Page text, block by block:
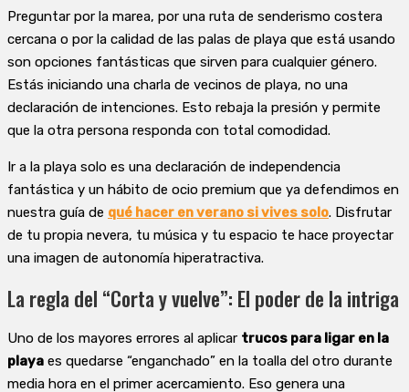
Preguntar por la marea, por una ruta de senderismo costera
cercana o por la calidad de las palas de playa que está usando
son opciones fantásticas que sirven para cualquier género.
Estás iniciando una charla de vecinos de playa, no una
declaración de intenciones. Esto rebaja la presión y permite
que la otra persona responda con total comodidad.
Ir a la playa solo es una declaración de independencia
fantástica y un hábito de ocio premium que ya defendimos en
nuestra guía de qué hacer en verano si vives solo. Disfrutar
de tu propia nevera, tu música y tu espacio te hace proyectar
una imagen de autonomía hiperatractiva.
La regla del “Corta y vuelve”: El poder de la intriga
Uno de los mayores errores al aplicar trucos para ligar en la
playa es quedarse “enganchado” en la toalla del otro durante
media hora en el primer acercamiento. Eso genera una